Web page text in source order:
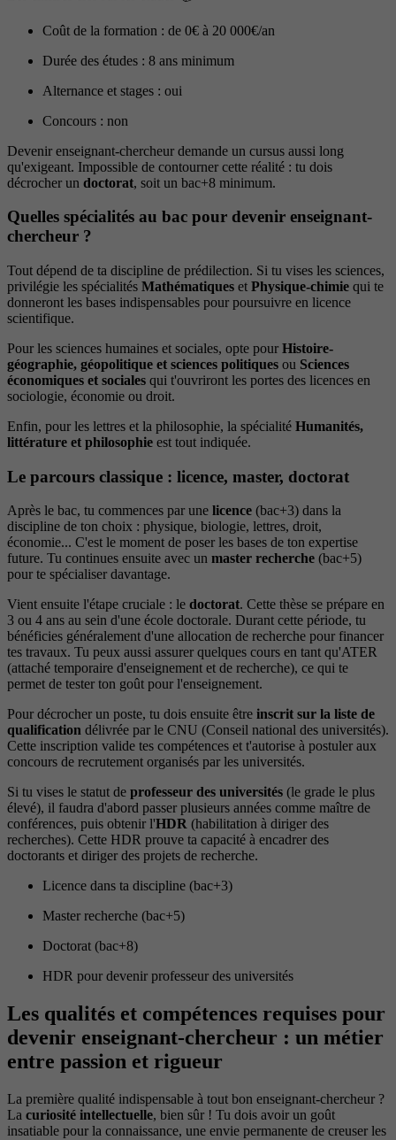
Coût de la formation : de 0€ à 20 000€/an
Durée des études : 8 ans minimum
Alternance et stages : oui
Concours : non
Devenir enseignant-chercheur demande un cursus aussi long
qu'exigeant. Impossible de contourner cette réalité : tu dois
décrocher un doctorat, soit un bac+8 minimum.
Quelles spécialités au bac pour devenir enseignant-
chercheur ?
Tout dépend de ta discipline de prédilection. Si tu vises les sciences,
privilégie les spécialités Mathématiques et Physique-chimie qui te
donneront les bases indispensables pour poursuivre en licence
scientifique.
Pour les sciences humaines et sociales, opte pour Histoire-
géographie, géopolitique et sciences politiques ou Sciences
économiques et sociales qui t'ouvriront les portes des licences en
sociologie, économie ou droit.
Enfin, pour les lettres et la philosophie, la spécialité Humanités,
littérature et philosophie est tout indiquée.
Le parcours classique : licence, master, doctorat
Après le bac, tu commences par une licence (bac+3) dans la
discipline de ton choix : physique, biologie, lettres, droit,
économie... C'est le moment de poser les bases de ton expertise
future. Tu continues ensuite avec un master recherche (bac+5)
pour te spécialiser davantage.
Vient ensuite l'étape cruciale : le doctorat. Cette thèse se prépare en
3 ou 4 ans au sein d'une école doctorale. Durant cette période, tu
bénéficies généralement d'une allocation de recherche pour financer
tes travaux. Tu peux aussi assurer quelques cours en tant qu'ATER
(attaché temporaire d'enseignement et de recherche), ce qui te
permet de tester ton goût pour l'enseignement.
Pour décrocher un poste, tu dois ensuite être inscrit sur la liste de
qualification délivrée par le CNU (Conseil national des universités).
Cette inscription valide tes compétences et t'autorise à postuler aux
concours de recrutement organisés par les universités.
Si tu vises le statut de professeur des universités (le grade le plus
élevé), il faudra d'abord passer plusieurs années comme maître de
conférences, puis obtenir l'HDR (habilitation à diriger des
recherches). Cette HDR prouve ta capacité à encadrer des
doctorants et diriger des projets de recherche.
Licence dans ta discipline (bac+3)
Master recherche (bac+5)
Doctorat (bac+8)
HDR pour devenir professeur des universités
Les qualités et compétences requises pour
devenir enseignant-chercheur : un métier
entre passion et rigueur
La première qualité indispensable à tout bon enseignant-chercheur ?
La curiosité intellectuelle, bien sûr ! Tu dois avoir un goût
insatiable pour la connaissance, une envie permanente de creuser les